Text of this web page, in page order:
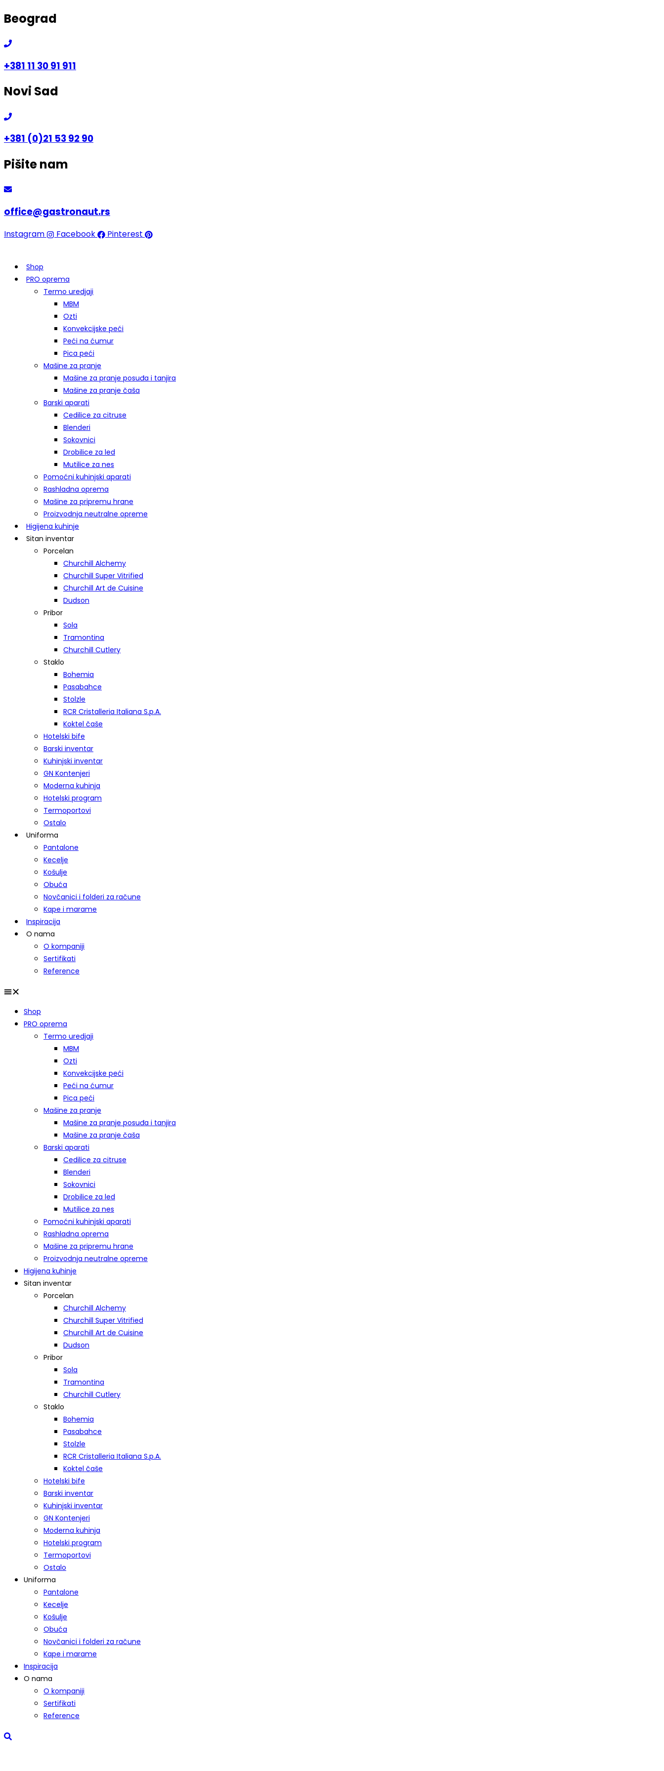
Skip
content
Beograd
+381 11 30 91 911
Novi Sad
+381 (0)21 53 92 90
Pišite nam
office@gastronaut.rs
Instagram Facebook Pinterest
Shop
PRO oprema
Termo uredjaji
MBM
Ozti
Konvekcijske peći
Peći na ćumur
Pica peći
Mašine za pranje
Mašine za pranje posuđa i tanjira
Mašine za pranje čaša
Barski aparati
Cedilice za citruse
Blenderi
Sokovnici
Drobilice za led
Mutilice za nes
Pomoćni kuhinjski aparati
Rashladna oprema
Mašine za pripremu hrane
Proizvodnja neutralne opreme
Higijena kuhinje
Sitan inventar
Porcelan
Churchill Alchemy
Churchill Super Vitrified
Churchill Art de Cuisine
Dudson
Pribor
Sola
Tramontina
Churchill Cutlery
Staklo
Bohemia
Pasabahce
Stolzle
RCR Cristalleria Italiana S.p.A.
Koktel čaše
Hotelski bife
Barski inventar
Kuhinjski inventar
GN Kontenjeri
Moderna kuhinja
Hotelski program
Termoportovi
Ostalo
Uniforma
Pantalone
Kecelje
Košulje
Obuća
Novčanici i folderi za račune
Kape i marame
Inspiracija
O nama
O kompaniji
Sertifikati
Reference
Shop
PRO oprema
Termo uredjaji
MBM
Ozti
Konvekcijske peći
Peći na ćumur
Pica peći
Mašine za pranje
Mašine za pranje posuđa i tanjira
Mašine za pranje čaša
Barski aparati
Cedilice za citruse
Blenderi
Sokovnici
Drobilice za led
Mutilice za nes
Pomoćni kuhinjski aparati
Rashladna oprema
Mašine za pripremu hrane
Proizvodnja neutralne opreme
Higijena kuhinje
Sitan inventar
Porcelan
Churchill Alchemy
Churchill Super Vitrified
Churchill Art de Cuisine
Dudson
Pribor
Sola
Tramontina
Churchill Cutlery
Staklo
Bohemia
Pasabahce
Stolzle
RCR Cristalleria Italiana S.p.A.
Koktel čaše
Hotelski bife
Barski inventar
Kuhinjski inventar
GN Kontenjeri
Moderna kuhinja
Hotelski program
Termoportovi
Ostalo
Uniforma
Pantalone
Kecelje
Košulje
Obuća
Novčanici i folderi za račune
Kape i marame
Inspiracija
O nama
O kompaniji
Sertifikati
Reference